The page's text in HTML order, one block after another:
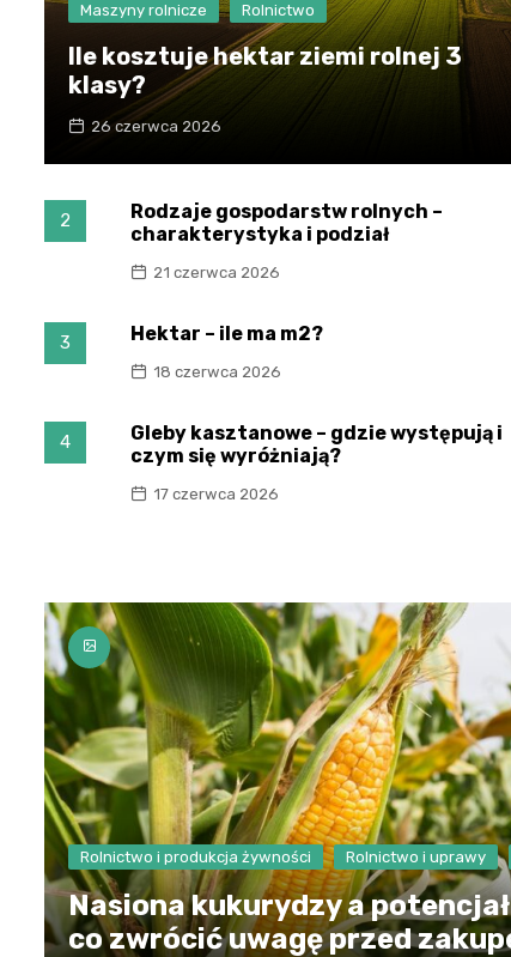
Maszyny rolnicze Rolnictwo
Ile kosztuje hektar ziemi rolnej 3
klasy?
26 czerwca 2026
2
Rodzaje gospodarstw rolnych –
charakterystyka i podział
21 czerwca 2026
3 Hektar – ile ma m2?
18 czerwca 2026
4
Gleby kasztanowe – gdzie występują i
czym się wyróżniają?
17 czerwca 2026
Rolnictwo i produkcja żywności Rolnictwo i uprawy
Nasiona kukurydzy a
co zwrócić uwagę przed